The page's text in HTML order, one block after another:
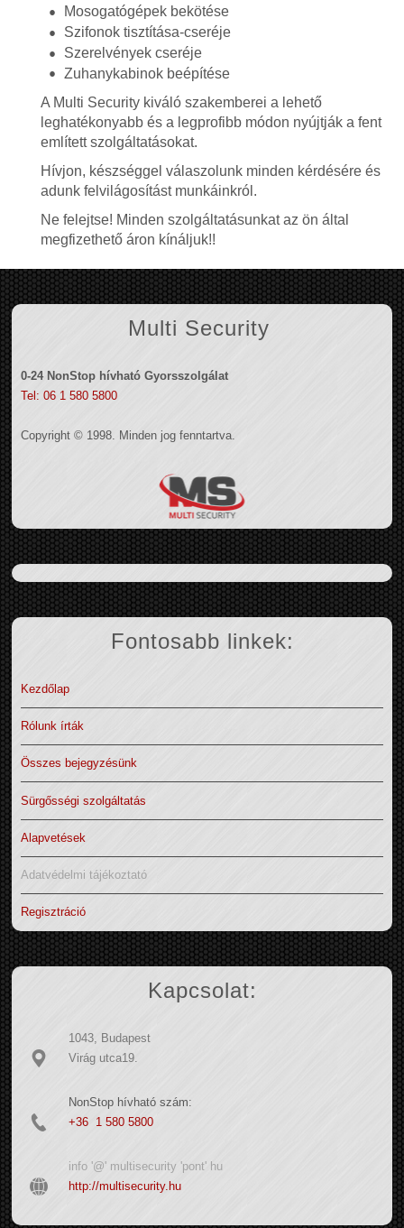
Mosogatógépek bekötése
Szifonok tisztítása-cseréje
Szerelvények cseréje
Zuhanykabinok beépítése
A Multi Security kiváló szakemberei a lehető
leghatékonyabb és a legprofibb módon nyújtják a fent
említett szolgáltatásokat.
Hívjon, készséggel válaszolunk minden kérdésére és
adunk felvilágosítást munkáinkról.
Ne felejtse! Minden szolgáltatásunkat az ön által
megfizethető áron kínáljuk!!
Multi Security
0-24 NonStop hívható Gyorsszolgálat
Tel: 06 1 580 5800
Copyright © 1998. Minden jog fenntartva.
Fontosabb linkek:
Kezdőlap
Rólunk írták
Összes bejegyzésünk
Sürgősségi szolgáltatás
Alapvetések
Adatvédelmi tájékoztató
Regisztráció
Kapcsolat:
1043, Budapest
Virág utca19.
NonStop hívható szám:
+36 1 580 5800
info '@' multisecurity 'pont' hu
http://multisecurity.hu